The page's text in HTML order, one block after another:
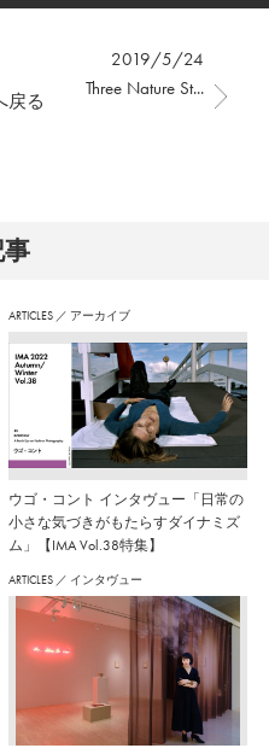
2019/5/24
Three Nature St...
戻る
ARTICLES ／ アーカイブ
ウゴ・コント インタヴュー「日常の
小さな気づきがもたらすダイナミズ
ム」【IMA Vol.38特集】
ARTICLES ／ インタヴュー